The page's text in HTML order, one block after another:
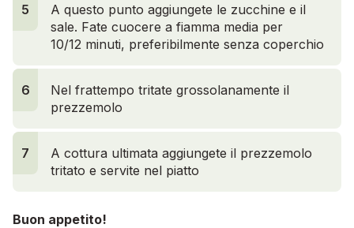
5
A questo punto aggiungete le zucchine e il
sale. Fate cuocere a fiamma media per
10/12 minuti, preferibilmente senza coperchio
6
Nel frattempo tritate grossolanamente il
prezzemolo
7
A cottura ultimata aggiungete il prezzemolo
tritato e servite nel piatto
Buon appetito!